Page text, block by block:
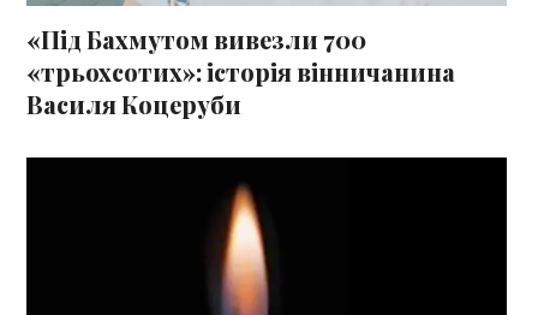
«Під Бахмутом вивезли 700
«трьохсотих»: історія вінничанина
Василя Коцеруби